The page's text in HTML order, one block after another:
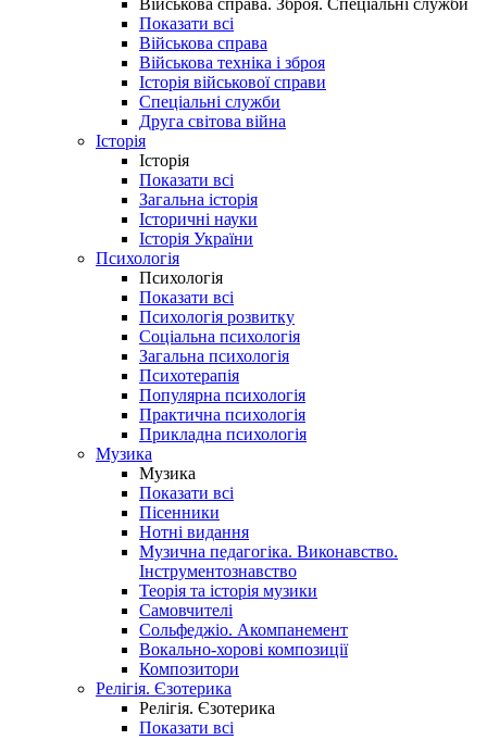
Військова справа. Зброя. Спеціальні служби
Показати всі
Військова справа
Військова техніка і зброя
Історія військової справи
Спеціальні служби
Друга світова війна
Історія
Історія
Показати всі
Загальна історія
Історичні науки
Історія України
Психологія
Психологія
Показати всі
Психологія розвитку
Соціальна психологія
Загальна психологія
Психотерапія
Популярна психологія
Практична психологія
Прикладна психологія
Музика
Музика
Показати всі
Пісенники
Нотні видання
Музична педагогіка. Виконавство.
Інструментознавство
Теорія та історія музики
Самовчителі
Сольфеджіо. Акомпанемент
Вокально-хорові композиції
Композитори
Релігія. Єзотерика
Релігія. Єзотерика
Показати всі